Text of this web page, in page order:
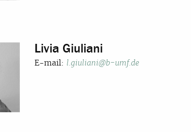
Livia Giuliani
E-mail: l.giuliani@b-umf.de